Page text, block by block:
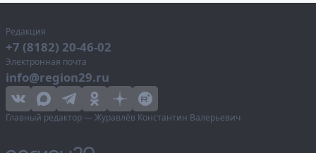
Редакция
+7 (8182) 20-46-02
Электронная почта
info@region29.ru
Главный редактор — Журавлёв Константин Валерьевич